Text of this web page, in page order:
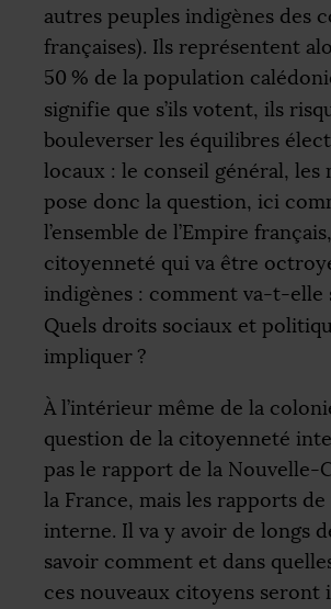
autres peuples indigènes des
françaises). Ils représentent
50 % de la population
signifie que s’ils votent, ils
bouleverser les équilibres
locaux : le conseil général, les
pose donc la question, ici
l’ensemble de l’Empire
citoyenneté qui va être
indigènes : comment va-t-elle
Quels droits sociaux et
impliquer ?
À l’intérieur même de la
question de la citoyenneté
pas le rapport de la Nouvelle-
la France, mais les rapports
interne. Il va y avoir de longs
savoir comment et dans
ces nouveaux citoyens seront